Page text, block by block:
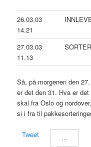
26.03.03
14.21
27.03.03
11.13
Så, på morgenen den
er det den 31. Hva er
skal fra Oslo og
si i fra til
Tweet